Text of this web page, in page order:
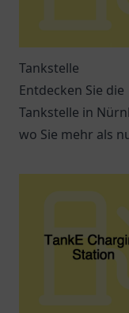
Tankstelle
Entdecken Sie die
Tankstelle in
wo Sie mehr als
Getränke und